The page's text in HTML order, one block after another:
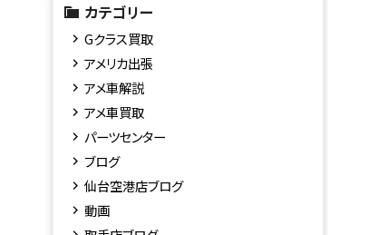
カテゴリー
Gクラス買取
アメリカ出張
アメ車解説
アメ車買取
パーツセンター
ブログ
仙台空港店ブログ
動画